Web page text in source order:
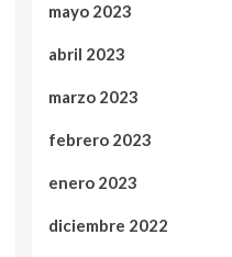
mayo 2023
abril 2023
marzo 2023
febrero 2023
enero 2023
diciembre 2022